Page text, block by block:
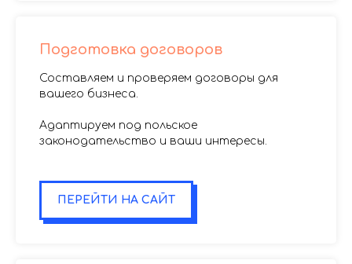
Подготовка договоров
Составляем и проверяем договоры для
вашего бизнеса.
Адаптируем под польское
законодательство и ваши интересы.
ПЕРЕЙТИ НА САЙТ